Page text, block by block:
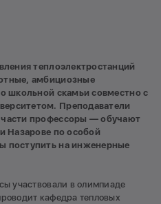
теплоэлектростанций
амбициозные
школьной скамьи совместно с
Преподаватели
профессоры — обучают
Назарове по особой
поступить на инженерные
участвовали в олимпиаде
кафедра тепловых